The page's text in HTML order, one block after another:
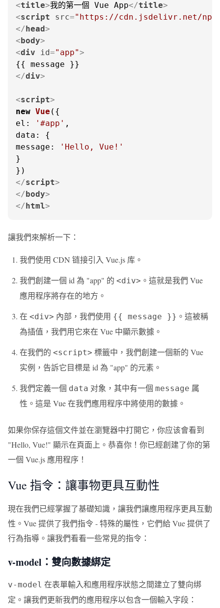
<title>我的第一個 Vue App</title>
<script src="https://cdn.jsdelivr.net/
</head>
<body>
<div id="app">
</div>
<script>
new Vue
el : '#app'
data
message :
'Hello, Vue!'
}
</script>
</body>
</html>
讓我們來解析一下：
我們使用 CDN 链接引入 Vue.js 库。
我們創建一個 id 為 "app" 的 <div> 。這就是我們 Vue
應用程序將存在的地方。
在 <div> 內部，我們使用 {{ message }} 。這被稱
為插值，我們用它來在 Vue 中顯示數據。
在我們的 <script> 標籤中，我們創建一個新的 Vue
实例，告訴它目標是 id 為 "app" 的元素。
我們定義一個 data 对象，其中有一個 message 属
性。這是 Vue 在我們應用程序中將使用的數據。
如果你保存這個文件並在瀏覽器中打開它，你应该會看到
"Hello, Vue!" 顯示在頁面上。恭喜你！你已經創建了你的第
一個 Vue.js 應用程序！
Vue 指令：讓事物更具互動性
現在我們已經掌握了基礎知識，讓我們讓應用程序更具互動
性。Vue 提供了我們指令 - 特殊的屬性，它們給 Vue 提供了
行為指導。讓我們看看一些常見的指令：
v-model：雙向數據綁定
v-model 在表單輸入和應用程序狀態之間建立了雙向绑
定。讓我們更新我們的應用程序以包含一個輸入字段：